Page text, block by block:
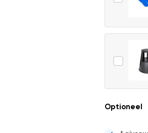
Optioneel